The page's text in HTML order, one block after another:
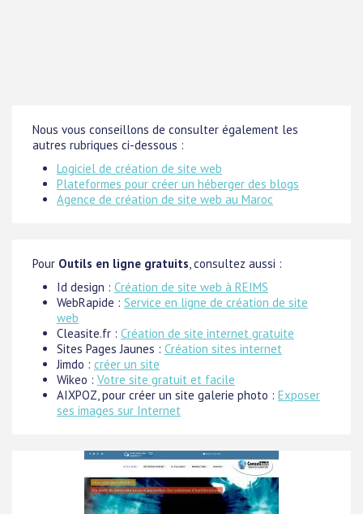
Nous vous conseillons de consulter également les
autres rubriques ci-dessous :
Logiciel de création de site web
Plateformes pour créer un héberger des blogs
Agence de création de site web au Maroc
Pour Outils en ligne gratuits, consultez aussi :
Id design : Création de site web à REIMS
WebRapide : Service en ligne de création de site
web
Cleasite.fr : Création de site internet gratuite
Sites Pages Jaunes : Création sites internet
Jimdo : créer un site
Wikeo : Votre site gratuit et facile
AIXPOZ, pour créer un site galerie photo : Exposer
ses images sur Internet